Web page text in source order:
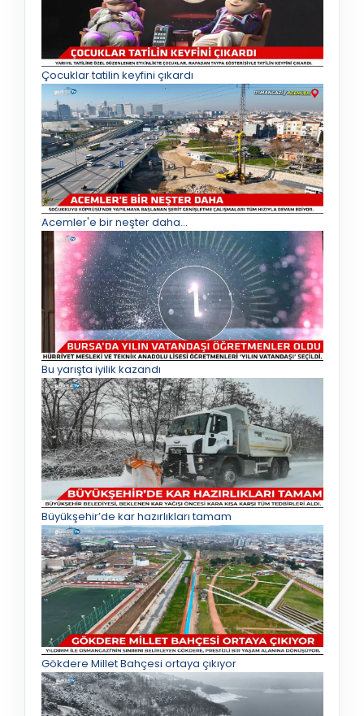
Çocuklar tatilin keyfini çıkardı
Acemler'e bir neşter daha...
Bu yarışta iyilik kazandı
Büyükşehir’de kar hazırlıkları tamam
Gökdere Millet Bahçesi ortaya çıkıyor